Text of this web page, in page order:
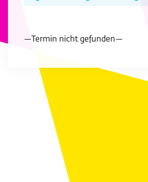
—Termin nicht gefunden—